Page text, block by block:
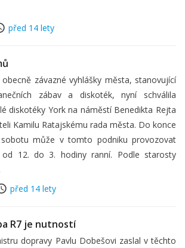
před 14 lety
závazné vyhlášky města, stanovující
zábav a diskoték, nyní schválila
diskotéky York na náměstí Benedikta Rejta
Kamilu Ratajskému rada města. Do konce
může v tomto podniku provozovat
12. do 3. hodiny ranní. Podle starosty
před 14 lety
R7 je nutností
dopravy Pavlu Dobešovi zaslal v těchto